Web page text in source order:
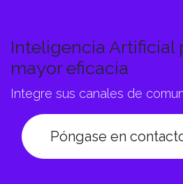
Inteligencia Artificial
mayor eficacia
Integre sus canales de
Póngase en